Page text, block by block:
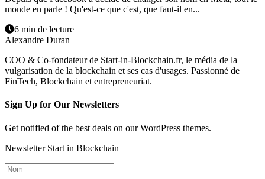
monde en parle ! Qu'est-ce que c'est, que faut-il en...
6 min de lecture
Alexandre Duran
COO & Co-fondateur de Start-in-Blockchain.fr, le média de la
vulgarisation de la blockchain et ses cas d'usages. Passionné de
FinTech, Blockchain et entrepreneuriat.
Sign Up for Our Newsletters
Get notified of the best deals on our WordPress themes.
Newsletter Start in Blockchain